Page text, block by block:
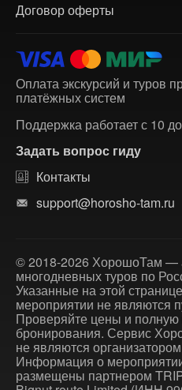
Договор оферты
Оплата экскурсий и туров
платёжных систем
Поддержка работает с 10
Задать вопрос гиду
Контакты
support@horosho-tam.ru
© 2018-2026 ХорошоТам —
многодневных туров по
Указанные на этой
мероприятии не являются
Проверяйте цены и
бронирования. Сервис
не являются
Информация о
размещены партнером